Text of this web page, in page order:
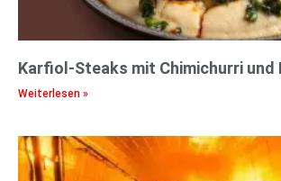
Karfiol-Steaks mit Chimichurri und
Weiterlesen »